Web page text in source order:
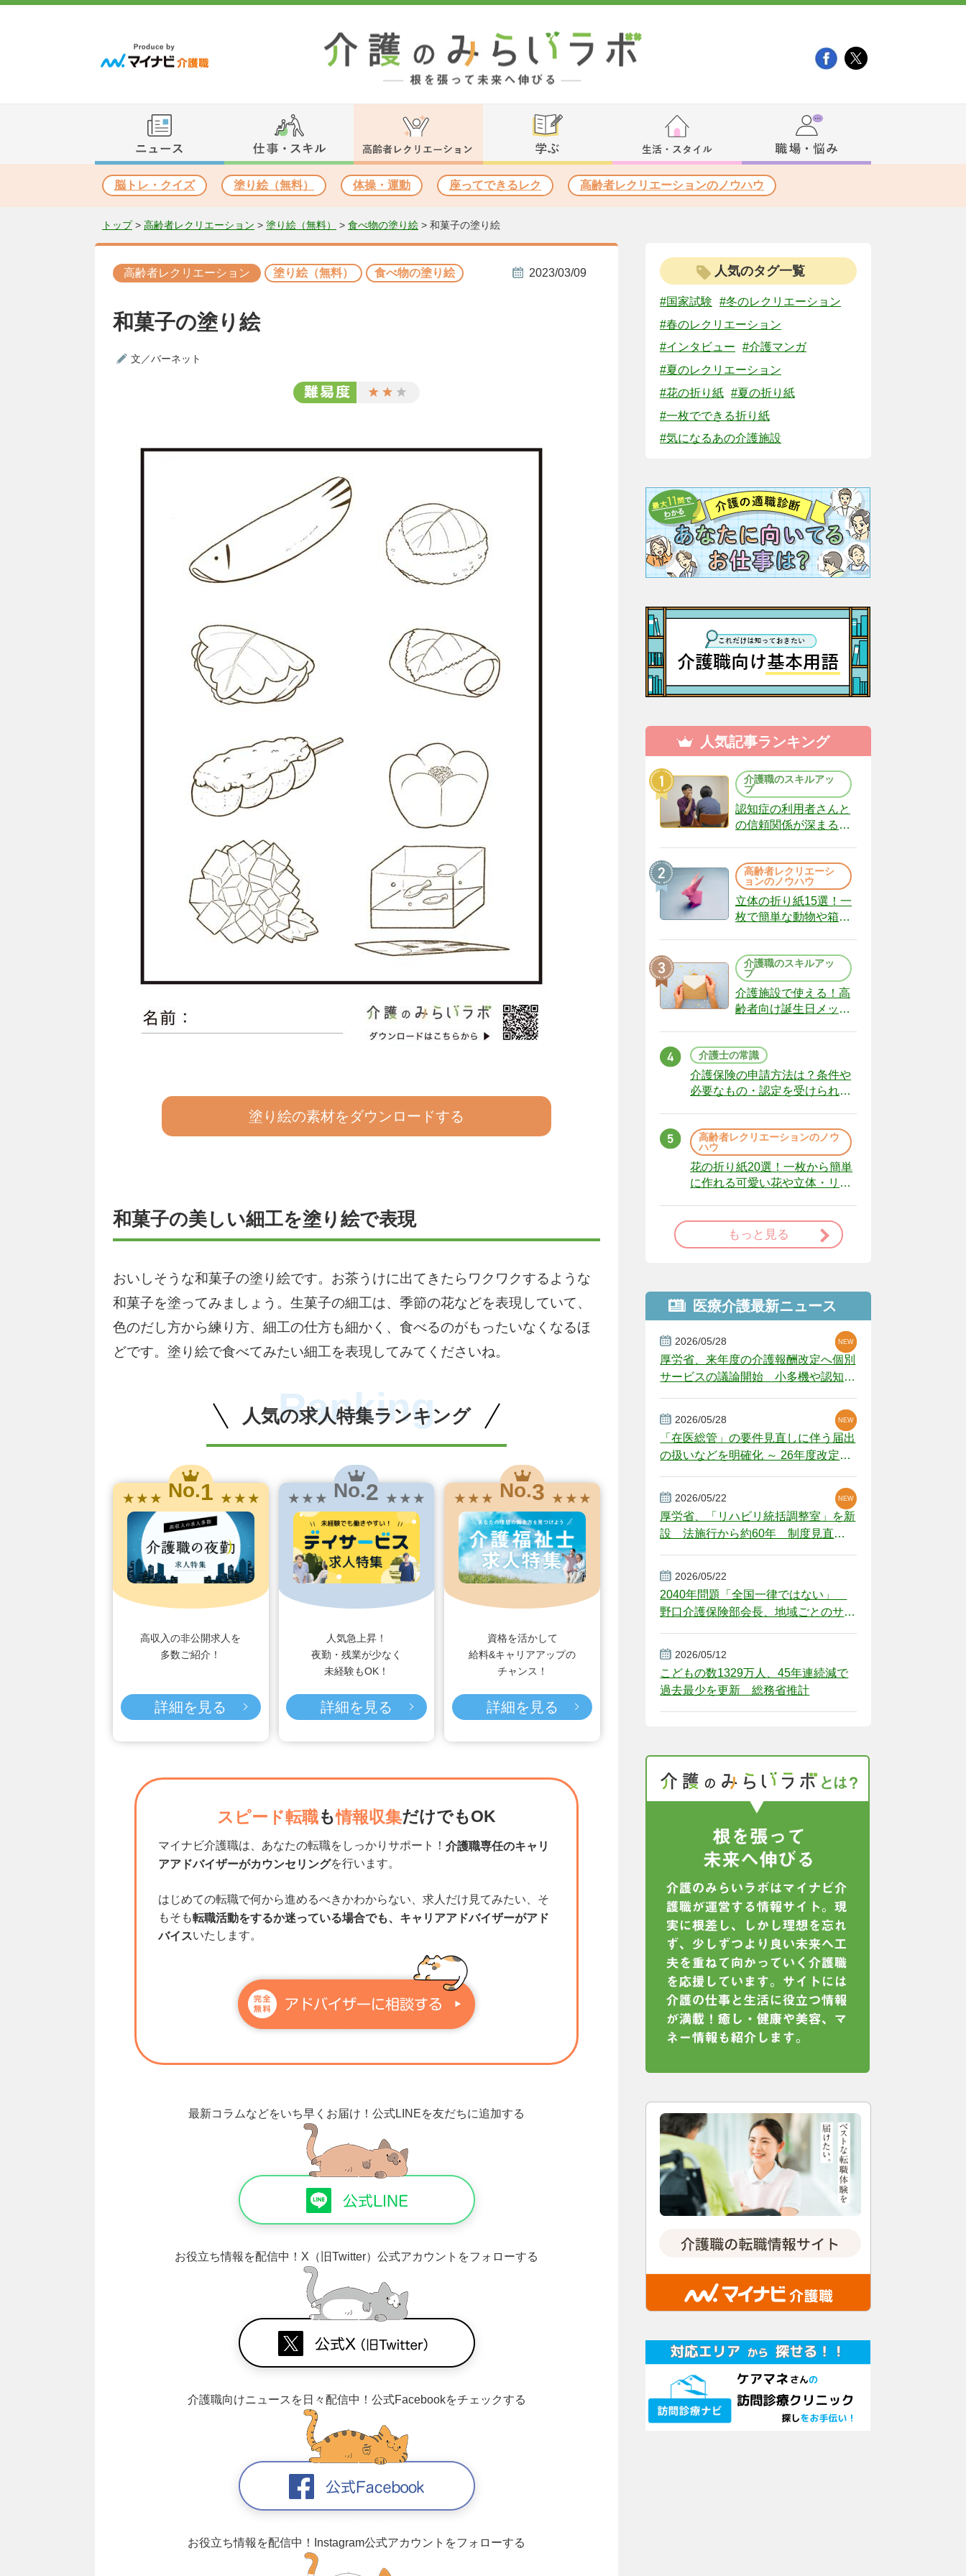
脳トレ・クイズ 塗り絵（無料） 体操・運動 座ってできるレク 高齢者レクリエーションのノウハウ
トップ> 高齢者レクリエーション > 塗り絵（無料） > 食べ物の塗り絵 > 和菓子の塗り絵
高齢者レクリエーション 塗り絵（無料） 食べ物の塗り絵 2023/03/09
和菓子の塗り絵
文／バーネット
塗り絵の素材をダウンロードする
和菓子の美しい細工を塗り絵で表現
おいしそうな和菓子の塗り絵です。お茶うけに出てきたらワクワクするような
和菓子を塗ってみましょう。生菓子の細工は、季節の花などを表現していて、
色のだし方から練り方、細工の仕方も細かく、食べるのがもったいなくなるほ
どです。塗り絵で食べてみたい細工を表現してみてくださいね。
人気の求人特集ランキング
Ranking
★ ★ ★ No.1 ★ ★ ★
高収入の非公開求人を
多数ご紹介！
詳細を見る
★ ★ ★ No.2 ★ ★ ★
人気急上昇！
夜勤・残業が少なく
未経験もOK！
詳細を見る
★ ★ ★ No.3 ★ ★ ★
資格を活かして
給料&キャリアアップの
チャンス！
詳細を見る
スピード転職も情報収集だけでもOK
マイナビ介護職は、あなたの転職をしっかりサポート！ 介護職専任のキャリ
アアドバイザーがカウンセリングを行います。
はじめての転職で何から進めるべきかわからない、求人だけ見てみたい、そ
もそも転職活動をするか迷っている場合でも、キャリアアドバイザーがアド
バイスいたします。
最新コラムなどをいち早くお届け！ 公式LINEを友だちに追加する
お役立ち情報を配信中！ X（旧Twitter）公式アカウントをフォローする
介護職向けニュースを日々配信中！ 公式Facebookをチェックする
お役立ち情報を配信中！ Instagram公式アカウントをフォローする
人気のタグ一覧
#国家試験
#冬のレクリエーション
#春のレクリエーション
#インタビュー
#介護マンガ
#夏のレクリエーション
#花の折り紙 #夏の折り紙
#一枚でできる折り紙
#気になるあの介護施設
人気記事ランキング
介護職のスキルアッ
プ
認知症の利用者さんと
の信頼関係が深まる声
（22）
高齢者レクリエーシ
ョンのノウハウ
立体の折り紙15選！一
枚で簡単な動物や箱、
介護職のスキルアッ
プ
介護施設で使える！高
齢者向け誕生日メッセ
介護士の常識
介護保険の申請方法は？条件や
必要なもの・認定を受けられな
高齢者レクリエーションのノウ
ハウ
花の折り紙20選！一枚から簡単
に作れる可愛い花や立体・リー
もっと見る
医療介護最新ニュース
2026/05/28
厚労省、来年度の介護報酬改定へ個別
サービスの議論開始 小多機や認知症
NEW
NEW
NEW
2026/05/28
「在医総管」の要件見直しに伴う届出
の扱いなどを明確化 ～ 26年度改定疑
NEW
NEW
2026/05/22
厚労省、「リハビリ統括調整室」を新
設 法施行から約60年 制度見直し
NEW
2026/05/22
2040年問題「全国一律ではない」
野口介護保険部会長、地域ごとのサー
2026/05/12
こどもの数1329万人、45年連続減で
過去最少を更新 総務省推計